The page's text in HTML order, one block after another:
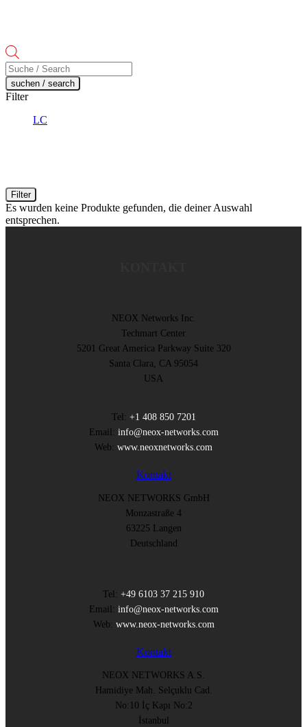
Products
search
suchen / search
Filter
LC
Filter
Es wurden keine Produkte gefunden, die deiner Auswahl
entsprechen.
NEOX Networks Inc.
Techmart Center
5201 Great America Parkway Suite 320
Santa Clara, CA 95054
USA
Tel: +1 408 850 7201
Email: info@neox-networks.com
Web: www.neoxnetworks.com
Kontakt
NEOX NETWORKS GmbH
Monzastraße 4
63225 Langen
Deutschland
Tel: +49 6103 37 215 910
Email: info@neox-networks.com
Web: www.neox-networks.com
Kontakt
NEOX NETWORKS A.S.
Hamidiye Mah. Selçuklu Cad.
No:10 İç Kapı No:2
İstanbul